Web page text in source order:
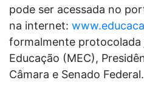
pode ser acessada no
na internet:
formalmente
Educação (MEC),
Câmara e Senado Federal.